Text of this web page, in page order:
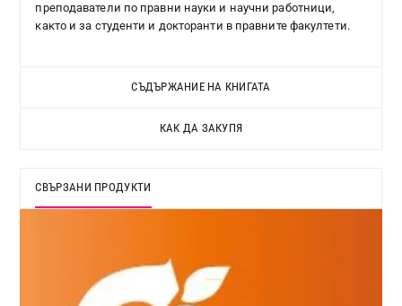
СЪДЪРЖАНИЕ НА КНИГАТА
КАК ДА ЗАКУПЯ
преподаватели по правни науки и научни работници,
както и за студенти и докторанти в правните факултети.
СВЪРЗАНИ ПРОДУКТИ